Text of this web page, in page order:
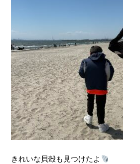
きれいな貝殻も見つけたよ